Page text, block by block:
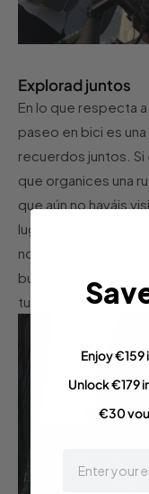
Explorad juntos
En lo que respecta
paseo en bici es
recuerdos juntos.
que organices una
que aún no hayáis
lugares divertidos a
no hemos
buena idea
tu pareja?
Enjoy
Unlock €179
€30